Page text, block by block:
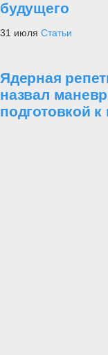
будущего
31 июля Статьи
Ядерная
назвал
подготовкой